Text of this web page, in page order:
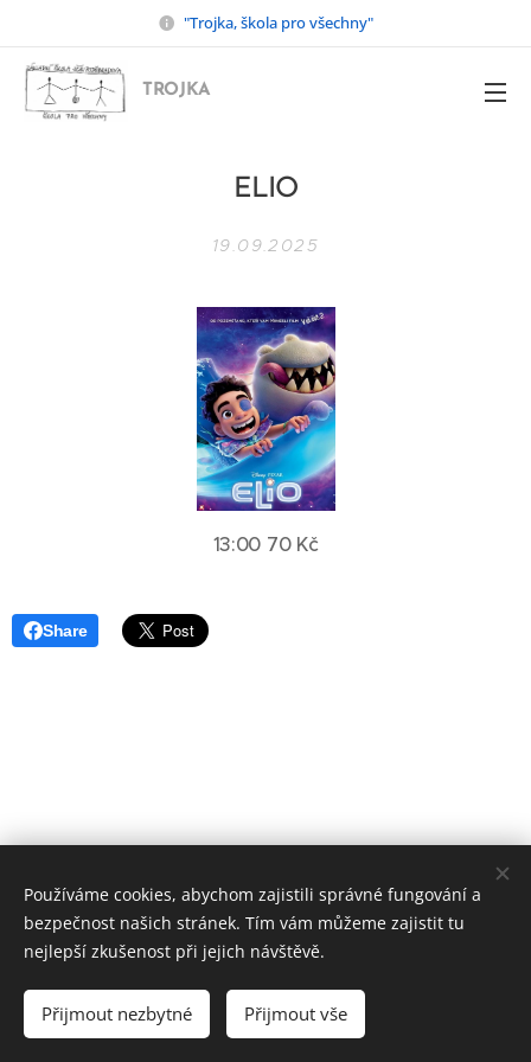
"Trojka, škola pro všechny"
TROJKA
ELIO
19.09.2025
13:00 70 Kč
Share
Základní škola, Jičín, Poděbradova 18
Všechna práva vyhrazena.
Vytvořeno službou Webnode
Používáme cookies, abychom zajistili správné fungování a
bezpečnost našich stránek. Tím vám můžeme zajistit tu
nejlepší zkušenost při jejich návštěvě.
Přijmout nezbytné Přijmout vše